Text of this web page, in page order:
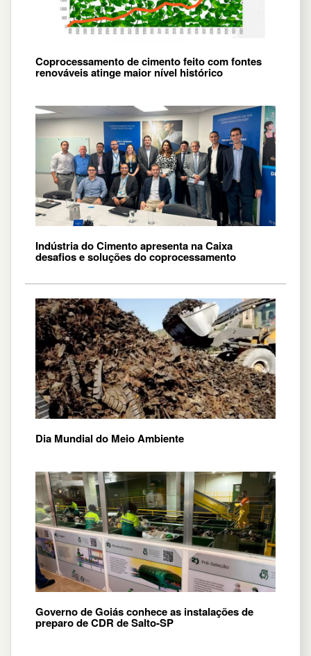
Coprocessamento de cimento feito com fontes
renováveis atinge maior nível histórico
Indústria do Cimento apresenta na Caixa
desafios e soluções do coprocessamento
Dia Mundial do Meio Ambiente
Governo de Goiás conhece as instalações de
preparo de CDR de Salto-SP